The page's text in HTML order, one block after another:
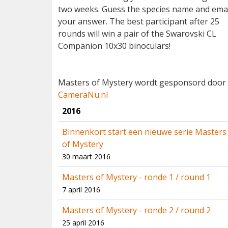
two weeks. Guess the species name and
your answer. The best participant after 25
rounds will win a pair of the Swarovski CL
Companion 10x30 binoculars!
Masters of Mystery wordt gesponsord door
CameraNu.nl
2016
Binnenkort start een nieuwe serie Masters
of Mystery
30 maart 2016
Masters of Mystery - ronde 1 / round 1
7 april 2016
Masters of Mystery - ronde 2 / round 2
25 april 2016